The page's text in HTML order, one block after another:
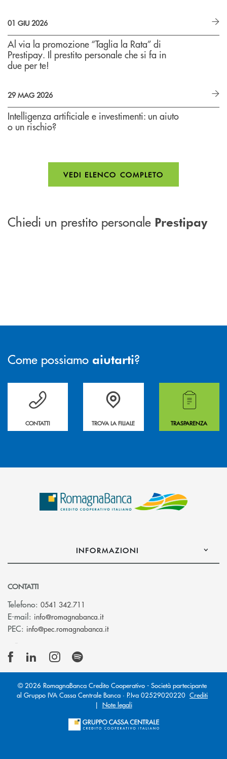
01 GIU 2026
Al via la promozione “Taglia la Rata” di
Prestipay. Il prestito personale che si fa in
due per te!
29 MAG 2026
Intelligenza artificiale e investimenti: un aiuto
o un rischio?
VEDI ELENCO COMPLETO
Chiedi un prestito personale Prestipay
Come possiamo aiutarti?
Per ogni necessità compila il form e noi ti richiamiamo
CONTATTI
La&nbsp; Filiale &nbsp;vicina a te. &nbsp;
TROVA LA FILIALE
Hai bisogno di
TRASPARENZA
INFORMAZIONI
CONTATTI
Telefono: 0541 342.711
E-mail: info@romagnabanca.it(si apre l’app di posta elettronica)
PEC: info@pec.romagnabanca.it(si apre l’app di posta elettronica)
© 2026 RomagnaBanca Credito Cooperativo - Società partecipante
al Gruppo IVA Cassa Centrale Banca · P.Iva 02529020220 Crediti
| Note legali